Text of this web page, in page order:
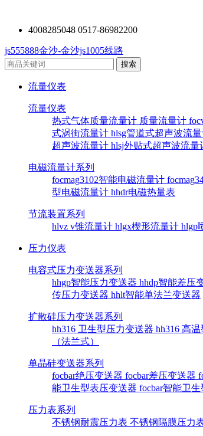
4008285048 0517-86982200
js555888金沙-金沙js1005线路
流量仪表
流量仪表
热式气体质量流量计 质量流量计
式涡街流量计 hlsg管道式超声波流
超声波流量计 hlsj外贴式超声波流量
电磁流量计系列
focmag3102智能电磁流量计
型电磁流量计 hhdr电磁热量表
节流装置系列
hlvz v锥流量计 hlgx楔形流量计 hlgp
压力仪表
电容式压力变送器系列
hhgp智能压力变送器 hhdp智能差压
传压力变送器 hhlt智能单法兰变送器
扩散硅压力变送器系列
hh316 卫生型压力变送器 hh316 高
（法兰式）
单晶硅变送器系列
focbar绝压变送器 focbar差压变送器
能卫生型表压变送器 focbar智能卫
压力表系列
不锈钢耐震压力表 不锈钢隔膜压力